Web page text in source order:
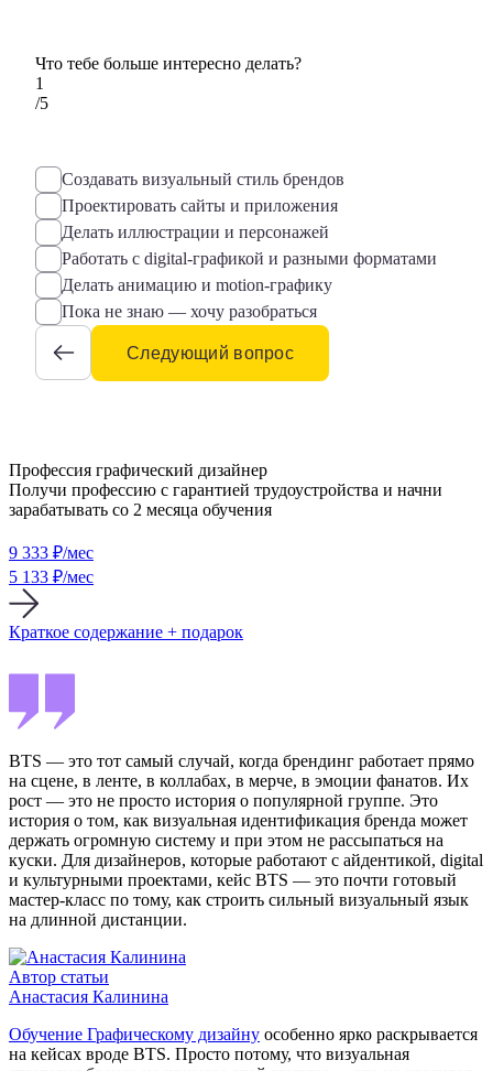
Что тебе больше интересно делать?
1
/5
Создавать визуальный стиль брендов
Проектировать сайты и приложения
Делать иллюстрации и персонажей
Работать с digital-графикой и разными форматами
Делать анимацию и motion-графику
Пока не знаю — хочу разобраться
Следующий вопрос
Профессия графический дизайнер
Получи профессию с гарантией трудоустройства и начни
зарабатывать со 2 месяца обучения
9 333 ₽/мес
5 133 ₽/мес
Краткое содержание + подарок
BTS — это тот самый случай, когда брендинг работает прямо
на сцене, в ленте, в коллабах, в мерче, в эмоции фанатов. Их
рост — это не просто история о популярной группе. Это
история о том, как визуальная идентификация бренда может
держать огромную систему и при этом не рассыпаться на
куски. Для дизайнеров, которые работают с айдентикой, digital
и культурными проектами, кейс BTS — это почти готовый
мастер-класс по тому, как строить сильный визуальный язык
на длинной дистанции.
Автор статьи
Анастасия Калинина
Обучение Графическому дизайну особенно ярко раскрывается
на кейсах вроде BTS. Просто потому, что визуальная